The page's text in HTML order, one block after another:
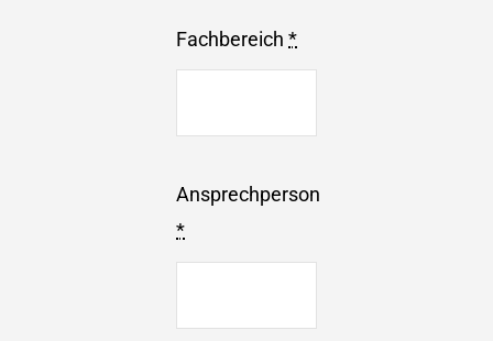
Fachbereich *
Ansprechperson
*